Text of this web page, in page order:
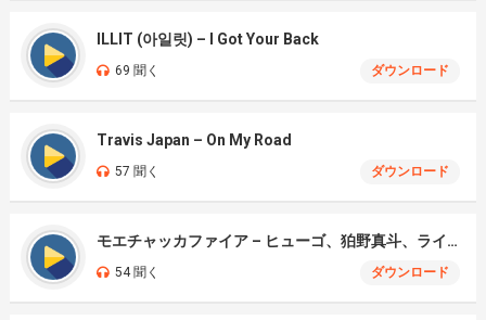
ILLIT (아일릿) – I Got Your Back
69 聞く ダウンロード
Travis Japan – On My Road
57 聞く ダウンロード
モエチャッカファイア – ヒューゴ、狛野真斗、ライト、セヴェリアン (Cover )
54 聞く ダウンロード